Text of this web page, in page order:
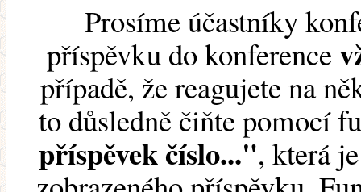
Prosíme účastníky
příspěvku do konference
případě, že reagujete na
to důsledně čiňte pomocí
příspěvek číslo...", která